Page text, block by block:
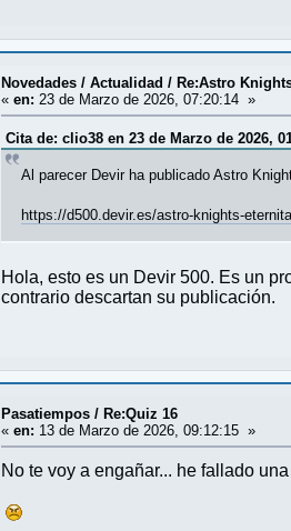
Novedades / Actualidad /Re:Astro
«en: 23 de Marzo de 2026, 07:20:14 »
Cita de: clio38 en 23 de Marzo de 2026,
Al parecer Devir ha publicado Astro
https://d500.devir.es/astro-knights-
Hola, esto es un Devir 500. Es un
contrario descartan su publicación.
Pasatiempos / Re:Quiz 16
«en: 13 de Marzo de 2026, 09:12:15 »
No te voy a engañar... he fallado